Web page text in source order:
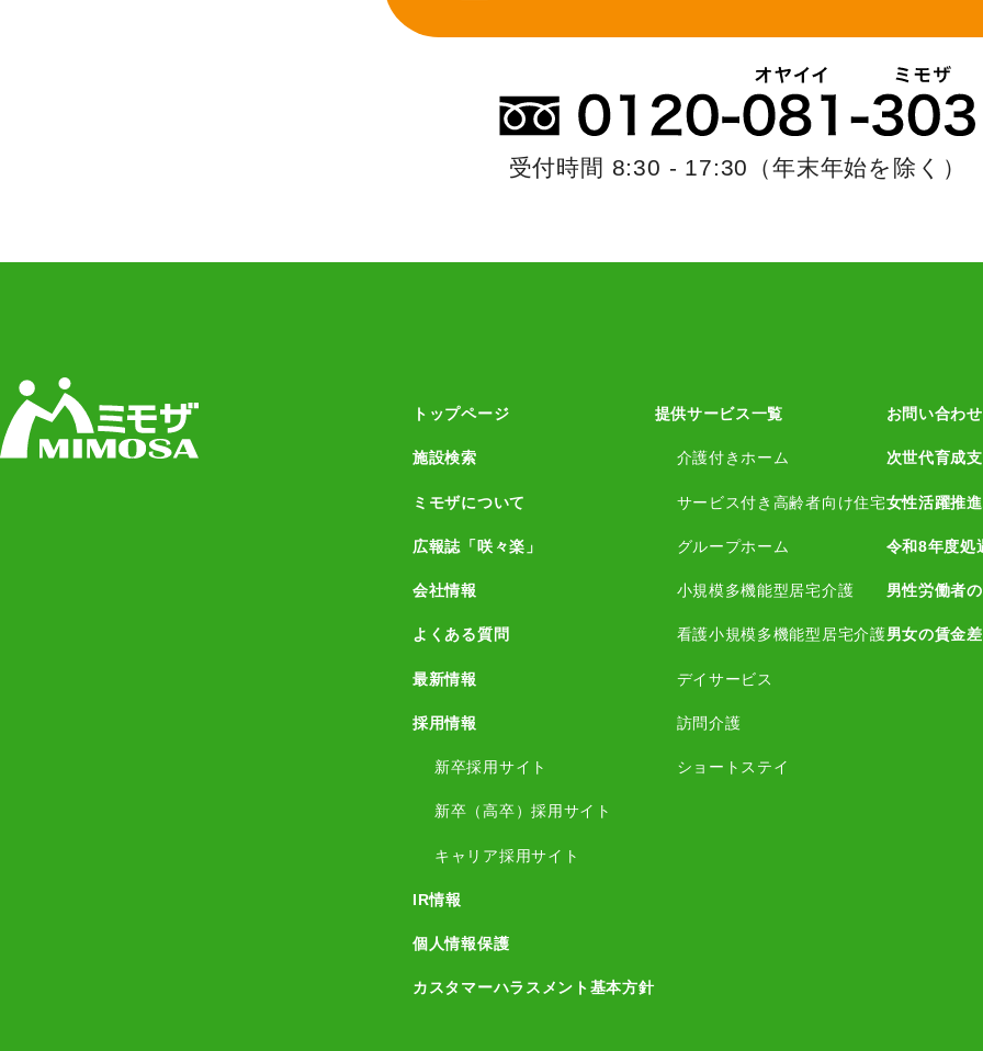
受付時間 8:30 - 17:30 （年末年始を除く）
トップページ
施設検索
ミモザについて
広報誌「咲々楽」
会社情報
よくある質問
最新情報
採用情報
新卒採用サイト
新卒（高卒）採用サイト
キャリア採用サイト
IR情報
個人情報保護
カスタマーハラスメント基本方針
提供サービス一覧
介護付きホーム
サービス付き高齢者向け住宅
グループホーム
小規模多機能型居宅介護
看護小規模多機能型居宅介護
デイサービス
訪問介護
ショートステイ
お問い合わ
次世代育成
女性活躍推
令和8年度処
男性労働者
男女の賃金